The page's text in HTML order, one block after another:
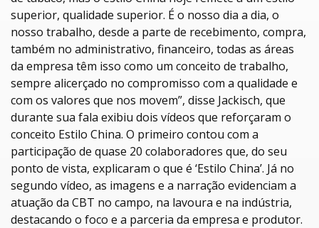
superior, qualidade superior. É o nosso dia a dia, o
nosso trabalho, desde a parte de recebimento, compra,
também no administrativo, financeiro, todas as áreas
da empresa têm isso como um conceito de trabalho,
sempre alicerçado no compromisso com a qualidade e
com os valores que nos movem”, disse Jackisch, que
durante sua fala exibiu dois vídeos que reforçaram o
conceito Estilo China. O primeiro contou com a
participação de quase 20 colaboradores que, do seu
ponto de vista, explicaram o que é ‘Estilo China’. Já no
segundo vídeo, as imagens e a narração evidenciam a
atuação da CBT no campo, na lavoura e na indústria,
destacando o foco e a parceria da empresa e produtor.